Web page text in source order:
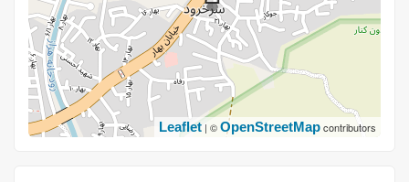
Leaflet | ©OpenStreetMapcontributors